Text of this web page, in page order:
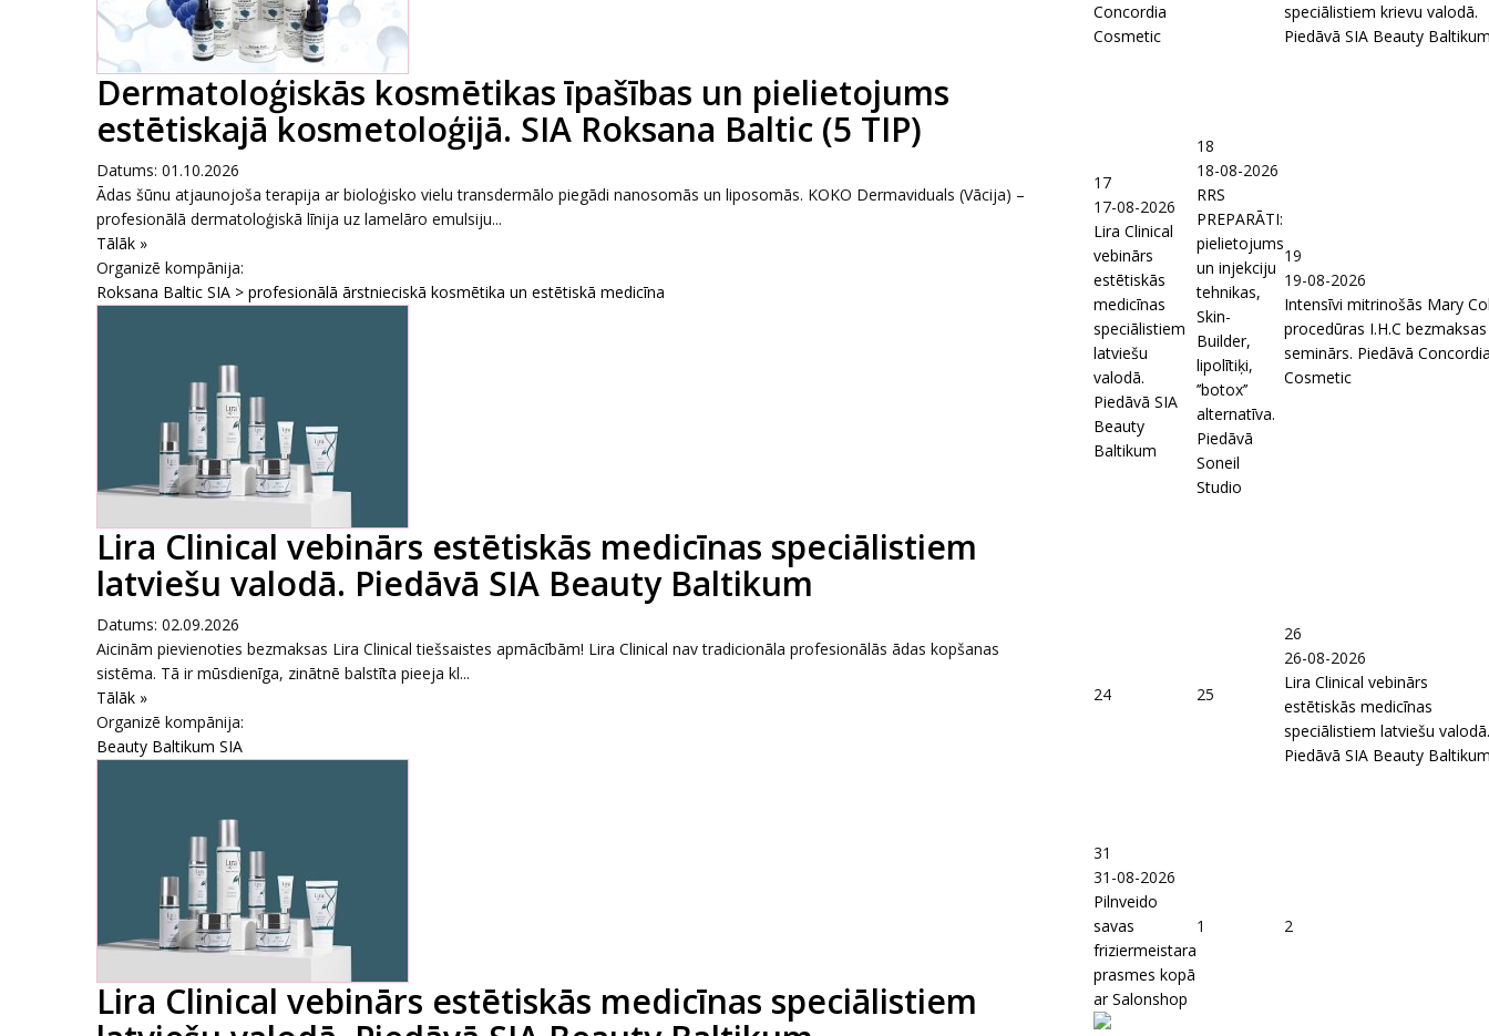
Dermatoloģiskās kosmētikas īpašības un pielietojums
estētiskajā kosmetoloģijā. SIA Roksana Baltic (5 TIP)
Datums: 01.10.2026
Ādas šūnu atjaunojoša terapija ar bioloģisko vielu transdermālo piegādi nanosomās un liposomās. KOKO Dermaviduals (Vācija) –
profesionālā dermatoloģiskā līnija uz lamelāro emulsiju...
Tālāk »
Organizē kompānija:
Roksana Baltic SIA > profesionālā ārstnieciskā kosmētika un estētiskā medicīna
Lira Clinical vebinārs estētiskās medicīnas speciālistiem
latviešu valodā. Piedāvā SIA Beauty Baltikum
Datums: 02.09.2026
Aicinām pievienoties bezmaksas Lira Clinical tiešsaistes apmācībām! Lira Clinical nav tradicionāla profesionālās ādas kopšanas
sistēma. Tā ir mūsdienīga, zinātnē balstīta pieeja kl...
Tālāk »
Organizē kompānija:
Beauty Baltikum SIA
Lira Clinical vebinārs estētiskās medicīnas speciālistiem
Concordia
Cosmetic
speciālistiem krievu valodā.
Piedāvā SIA Beauty
17
17-08-2026
Lira Clinical
vebinārs
estētiskās
medicīnas
speciālistiem
latviešu
valodā.
Piedāvā SIA
Beauty
Baltikum
18
18-08-2026
RRS
PREPARĀTI:
pielietojums
un injekciju
tehnikas,
Skin-
Builder,
lipolītiķi,
’’botox’’
alternatīva.
Piedāvā
Soneil
Studio
19
19-08-2026
Intensīvi mitrinošās Mary
procedūras I.H.C bezmaksas
seminārs. Piedāvā
Cosmetic
24 25
26
26-08-2026
Lira Clinical vebinārs
estētiskās medicīnas
speciālistiem latviešu valodā.
Piedāvā SIA Beauty
31
31-08-2026
Pilnveido
savas
friziermeistara
prasmes kopā
ar Salonshop
1 2